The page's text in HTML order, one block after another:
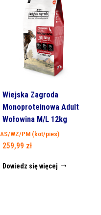
Wiejska Zagroda
Monoproteinowa Adult
Wołowina M/L 12kg
AS/WZ/PM (kot/pies)
259,99 zł
Dowiedz się więcej